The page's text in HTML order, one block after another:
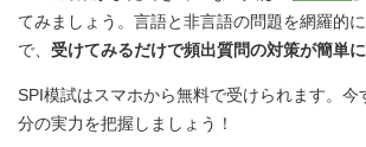
てみましょう。言語と非言語の問題を網羅的
で、 受けてみるだけで頻出質問の対策が簡単
SPI模試はスマホから無料で受けられます。今
分の実力を把握しましょう！